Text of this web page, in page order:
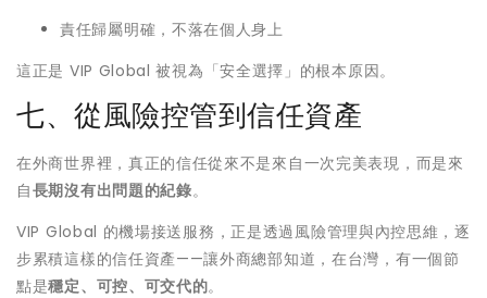
責任歸屬明確，不落在個人身上
這正是 VIP Global 被視為「安全選擇」的根本原因。
七、從風險控管到信任資產
在外商世界裡，真正的信任從來不是來自一次完美表現，而是來
自長期沒有出問題的紀錄。
VIP Global 的機場接送服務，正是透過風險管理與內控思維，逐
步累積這樣的信任資產——讓外商總部知道，在台灣，有一個節
點是穩定、可控、可交代的。